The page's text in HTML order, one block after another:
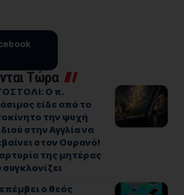
Τώρα
Ο π.
είδε από το
την ψυχή
στην Αγγλία να
στον Ουρανό!
της μητέρας
συγκλονίζει
ο θεός